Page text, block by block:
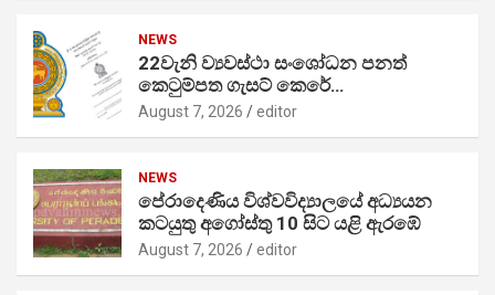
NEWS
22වැනි ව්‍යවස්ථා සංශෝධන පනත්
කෙටුම්පත ගැසට් කෙරේ…
August 7, 2026 editor
NEWS
පේරාදෙණිය විශ්වවිද්‍යාලයේ අධ්‍යයන
කටයුතු අගෝස්තු 10 සිට යළි ඇරඹේ
August 7, 2026 editor